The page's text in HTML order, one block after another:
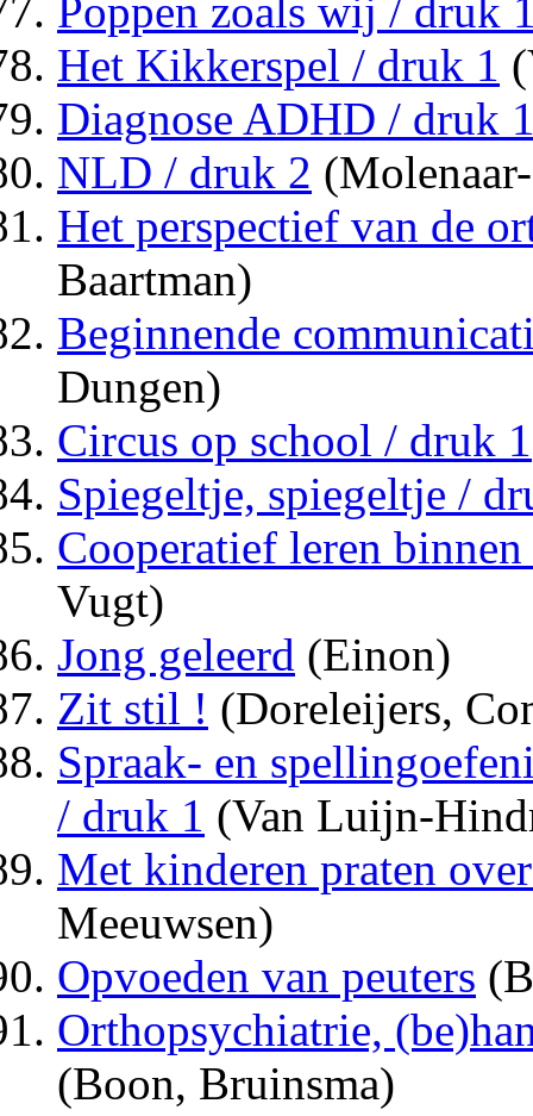
Poppen zoals wij / druk
Het Kikkerspel / druk 1
Diagnose ADHD / druk
NLD / druk 2
Het perspectief van de
Baartman)
Beginnende
Dungen)
Circus op school / druk 1
Spiegeltje, spiegeltje /
Cooperatief leren
Vugt)
Jong geleerd (Einon)
Zit stil ! (Doreleijers,
Spraak- en
/ druk 1 (Van Luijn-
Met kinderen praten
Meeuwsen)
Opvoeden van peuters
Orthopsychiatrie,
(Boon, Bruinsma)